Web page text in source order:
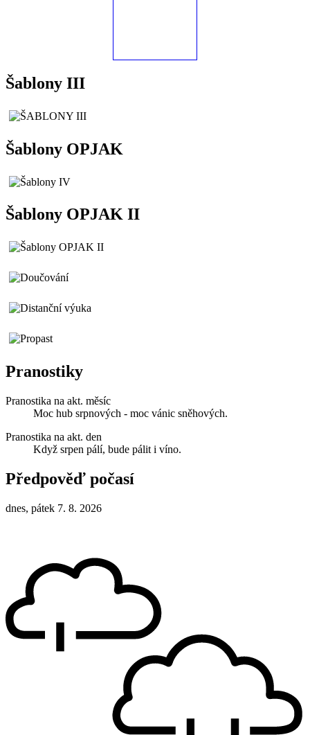
Šablony III
Šablony OPJAK
Šablony OPJAK II
Pranostiky
Pranostika na akt. měsíc
Moc hub srpnových - moc vánic sněhových.
Pranostika na akt. den
Když srpen pálí, bude pálit i víno.
Předpověď počasí
dnes, pátek 7. 8. 2026